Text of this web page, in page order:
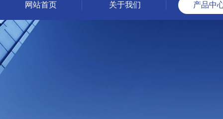
网站首页 关于我们 产品中